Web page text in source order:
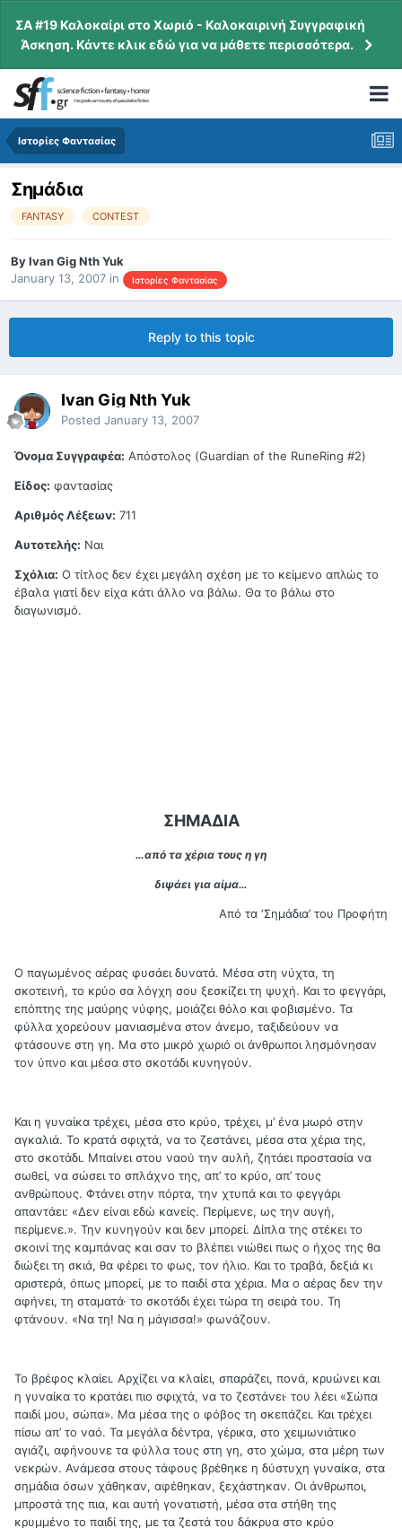
ΣΑ #19 Καλοκαίρι στο Χωριό - Καλοκαιρινή Συγγραφική
Άσκηση. Κάντε κλικ εδώ για να μάθετε περισσότερα.
Ιστορίες Φαντασίας
Σημάδια
FANTASY CONTEST
ByIvan Gig Nth Yuk
January 13, 2007 in Ιστορίες Φαντασίας
Reply to this topic
Ivan Gig Nth Yuk
Posted January 13, 2007
Όνομα Συγγραφέα: Απόστολος (Guardian of the RuneRing #2)
Είδος: φαντασίας
Αριθμός Λέξεων: 711
Αυτοτελής: Ναι
Σχόλια: Ο τίτλος δεν έχει μεγάλη σχέση με το κείμενο απλώς το
έβαλα γιατί δεν είχα κάτι άλλο να βάλω. Θα το βάλω στο
διαγωνισμό.
ΣΗΜΑΔΙΑ
…από τα χέρια τους η γη
διψάει για αίμα…
Από τα ‘Σημάδια’ του Προφήτη
Ο παγωμένος αέρας φυσάει δυνατά. Μέσα στη νύχτα, τη
σκοτεινή, το κρύο σα λόγχη σου ξεσκίζει τη ψυχή. Και το φεγγάρι,
επόπτης της μαύρης νύφης, μοιάζει θόλο και φοβισμένο. Τα
φύλλα χορεύουν μανιασμένα στον άνεμο, ταξιδεύουν να
φτάσουνε στη γη. Μα στο μικρό χωριό οι άνθρωποι λησμόνησαν
τον ύπνο και μέσα στο σκοτάδι κυνηγούν.
Και η γυναίκα τρέχει, μέσα στο κρύο, τρέχει, μ’ ένα μωρό στην
αγκαλιά. Το κρατά σφιχτά, να το ζεστάνει, μέσα στα χέρια της,
στο σκοτάδι. Μπαίνει στου ναού την αυλή, ζητάει προστασία να
σωθεί, να σώσει το σπλάχνο της, απ’ το κρύο, απ’ τους
ανθρώπους. Φτάνει στην πόρτα, την χτυπά και το φεγγάρι
απαντάει: «Δεν είναι εδώ κανείς. Περίμενε, ως την αυγή,
περίμενε.». Την κυνηγούν και δεν μπορεί. Δίπλα της στέκει το
σκοινί της καμπάνας και σαν το βλέπει νιώθει πως ο ήχος της θα
διώξει τη σκιά, θα φέρει το φως, τον ήλιο. Και το τραβά, δεξιά κι
αριστερά, όπως μπορεί, με το παιδί στα χέρια. Μα ο αέρας δεν την
αφήνει, τη σταματά· το σκοτάδι έχει τώρα τη σειρά του. Τη
φτάνουν. «Να τη! Να η μάγισσα!» φωνάζουν.
Το βρέφος κλαίει. Αρχίζει να κλαίει, σπαράζει, πονά, κρυώνει και
η γυναίκα το κρατάει πιο σφιχτά, να το ζεστάνει· του λέει «Σώπα
παιδί μου, σώπα». Μα μέσα της ο φόβος τη σκεπάζει. Και τρέχει
πίσω απ’ το ναό. Τα μεγάλα δέντρα, γέρικα, στο χειμωνιάτικο
αγιάζι, αφήνουνε τα φύλλα τους στη γη, στο χώμα, στα μέρη των
νεκρών. Ανάμεσα στους τάφους βρέθηκε η δύστυχη γυναίκα, στα
σημάδια όσων χάθηκαν, αφέθηκαν, ξεχάστηκαν. Οι άνθρωποι,
μπροστά της πια, και αυτή γονατιστή, μέσα στα στήθη της
κρυμμένο το παιδί της, με τα ζεστά του δάκρυα στο κρύο